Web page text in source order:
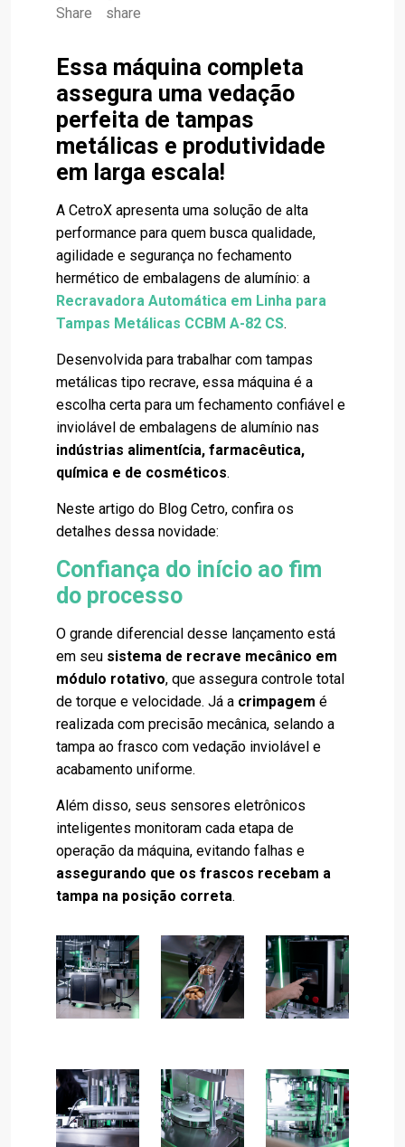
Share
share
Essa máquina completa
assegura uma vedação
perfeita de tampas
metálicas e produtividade
em larga escala!
A CetroX apresenta uma solução de alta
performance para quem busca qualidade,
agilidade e segurança no fechamento
hermético de embalagens de alumínio: a
Recravadora Automática em Linha para
Tampas Metálicas CCBM A-82 CS.
Desenvolvida para trabalhar com tampas
metálicas tipo recrave, essa máquina é a
escolha certa para um fechamento confiável e
inviolável de embalagens de alumínio nas
indústrias alimentícia, farmacêutica,
química e de cosméticos.
Neste artigo do Blog Cetro, confira os
detalhes dessa novidade:
Confiança do início ao fim
do processo
O grande diferencial desse lançamento está
em seu sistema de recrave mecânico em
módulo rotativo, que assegura controle total
de torque e velocidade. Já a crimpagem é
realizada com precisão mecânica, selando a
tampa ao frasco com vedação inviolável e
acabamento uniforme.
Além disso, seus sensores eletrônicos
inteligentes monitoram cada etapa de
operação da máquina, evitando falhas e
assegurando que os frascos recebam a
tampa na posição correta.